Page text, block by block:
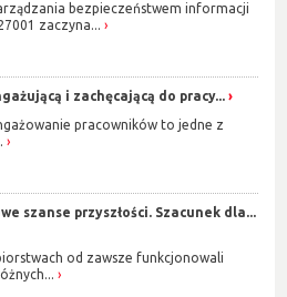
bezpieczeństwem informacji
zaczyna...
i zachęcającą do pracy...
pracowników to jedne z
szanse przyszłości. Szacunek dla...
od zawsze funkcjonowali